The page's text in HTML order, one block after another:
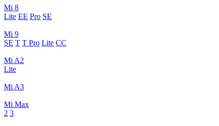
Mi 8
Lite EE Pro SE
Mi 9
SE T T Pro Lite CC
Mi A2
Lite
Mi A3
Mi Max
2 3